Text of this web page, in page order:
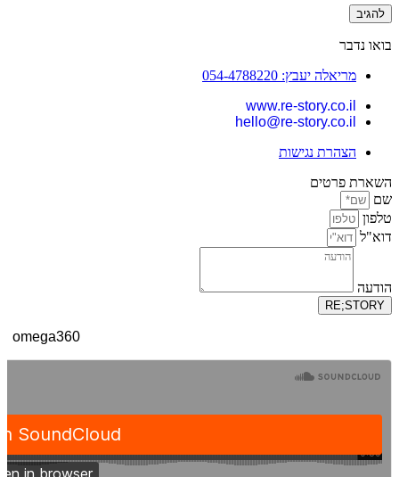
בואו נדבר
מריאלה יעבץ: 054-4788220
www.re-story.co.il
hello@re-story.co.il
הצהרת נגישות
השארת פרטים
שם
טלפון
דוא"ל
הודעה
RE;STORY
omega360